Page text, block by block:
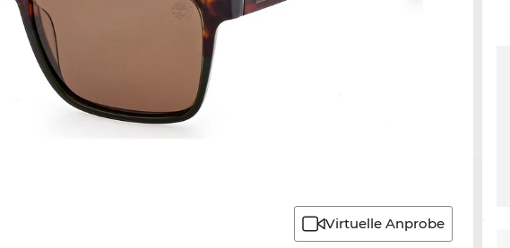
Virtuelle Anprobe